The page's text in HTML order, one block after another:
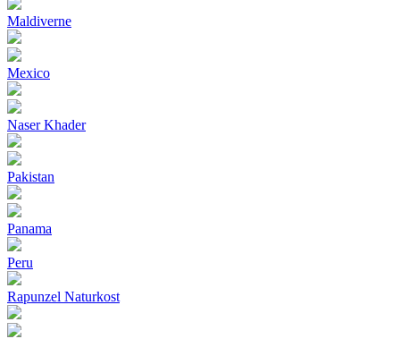
Maldiverne
Mexico
Naser Khader
Pakistan
Panama
Peru
Rapunzel Naturkost